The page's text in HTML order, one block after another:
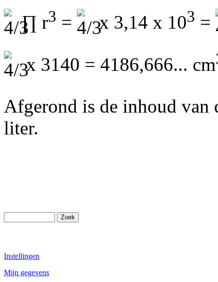
∏ r3 = x 3,14 x 103 =
x 3140 = 4186,666... cm
Afgerond is de inhoud van
liter.
Instellingen
Mijn gegevens